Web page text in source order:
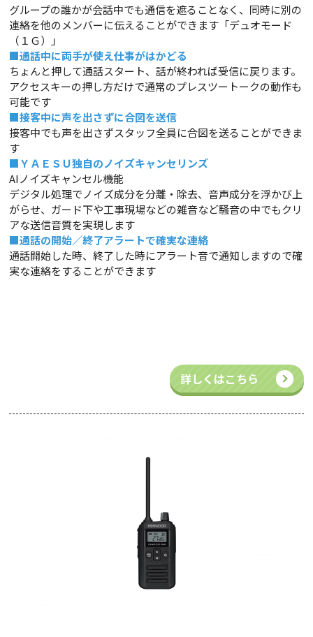
グループの誰かが会話中でも通信を遮ることなく、同時に別の
連絡を他のメンバーに伝えることができます「デュオモード
（１Ｇ）」
■通話中に両手が使え仕事がはかどる
ちょんと押して通話スタート、話が終われば受信に戻ります。
アクセスキーの押し方だけで通常のプレスツートークの動作も
可能です
■接客中に声を出さずに合図を送信
接客中でも声を出さずスタッフ全員に合図を送ることができま
す
■ＹＡＥＳＵ独自のノイズキャンセリンズ
AIノイズキャンセル機能
デジタル処理でノイズ成分を分離・除去、音声成分を浮かび上
がらせ、ガード下や工事現場などの雑音など騒音の中でもクリ
アな送信音質を実現します
■通話の開始／終了アラートで確実な連絡
通話開始した時、終了した時にアラート音で通知しますので確
実な連絡をすることができます
詳しくはこちら